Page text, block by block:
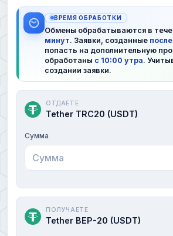
ВРЕМЯ ОБРАБОТКИ
Обмены обрабатываются в
минут. Заявки, созданные
попасть на дополнительную
обработаны с 10:00 утра.
создании заявки.
ОТДАЕТЕ
Tether TRC20 (USDT)
Сумма
ПОЛУЧАЕТЕ
Tether BEP-20 (USDT)